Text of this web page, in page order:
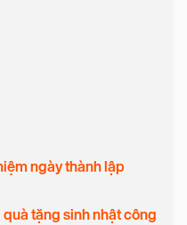
ngày thành lập
tặng sinh nhật công